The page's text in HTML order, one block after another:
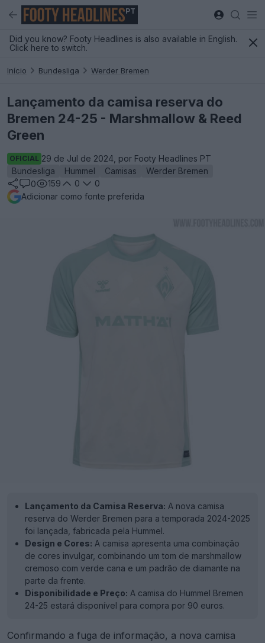
PT
Did you know? Footy Headlines is also available in English.
Click here to switch.
Início Bundesliga Werder Bremen
Lançamento da camisa reserva do
Bremen 24-25 - Marshmallow & Reed
Green
OFICIAL 29 de Jul de 2024, por Footy Headlines PT
Bundesliga
Hummel Camisas
Werder Bremen
0
159 0
0
Adicionar como fonte preferida
Lançamento da Camisa Reserva: A nova camisa
reserva do Werder Bremen para a temporada 2024-2025
foi lançada, fabricada pela Hummel.
Design e Cores: A camisa apresenta uma combinação
de cores invulgar, combinando um tom de marshmallow
cremoso com verde cana e um padrão de diamante na
parte da frente.
Disponibilidade e Preço: A camisa do Hummel Bremen
24-25 estará disponível para compra por 90 euros.
Confirmando a fuga de informação, a nova camisa